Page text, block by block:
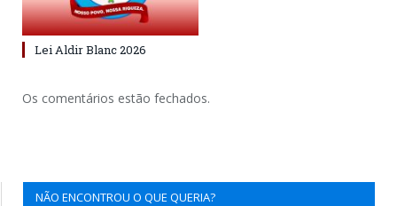
Lei Aldir Blanc 2026
Os comentários estão fechados.
NÃO ENCONTROU O QUE QUERIA?